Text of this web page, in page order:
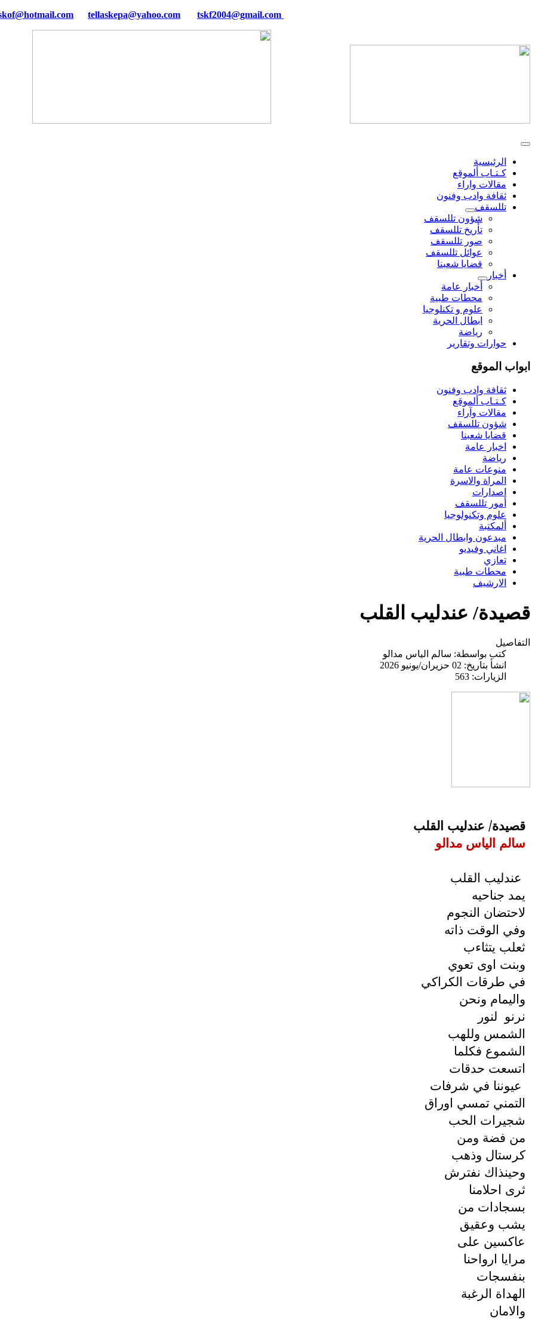
tellaskepa@yahoo.com tskf2004@gmail.com
الرئيسية
كـتـاب ألموقع
مقالات واراء
ثقافة وادب وفنون
تللسقف
شؤون تللسقف
تأريخ تللسقف
صور تللسقف
عوائل تللسقف
قضايا شعبنا
أخبار
أخبار عامة
محطات طبية
علوم و تکنلوجیا
ابطال الحرية
رياضة
حوارات وتقارير
ابواب الموقع
ثقافة وادب وفنون
كـتـاب ألموقع
مقالات وآراء
شؤون تللسقف
قضايا شعبنا
اخبار عامة
رياضة
منوعات عامة
المراة والاسرة
اصدارات
أمور تللسقف
علوم وتكنولوجيا
ألمكتبة
مبدعون وابطال الحرية
اغاني وفيديو
تعازي
محطات طبية
الارشيف
قصيدة/ عندليب القلب
التفاصيل
كتب بواسطة: سالم الياس مدالو
انشأ بتاريخ: 02 حزيران/يونيو 2026
الزيارات: 563
قصيدة/ عندليب القلب
سالم الياس مدالو
عندليب القلب
يمد جناحيه
لاحتضان النجوم
وفي الوقت ذاته
ثعلب يتثاءب
وبنت اوى تعوي
في طرقات الكراكي
واليمام ونحن
نرنو لنور
الشمس وللهب
الشموع فكلما
اتسعت حدقات
عيوننا في شرفات
التمني تمسي اوراق
شجيرات الحب
من فضة ومن
كرستال وذهب
وحينذاك نفترش
ثرى احلامنا
بسجادات من
يشب وعقيق
عاكسين على
مرايا ارواحنا
بنفسجات
الهداة الرغبة
والامان